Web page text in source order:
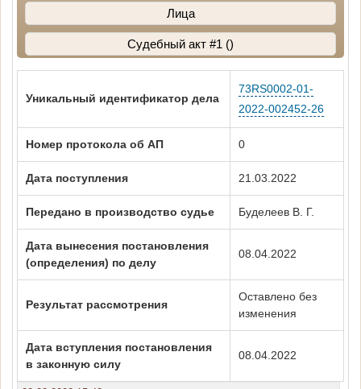
Лица
Судебный акт #1 ()
Уникальный идентификатор дела
73RS0002-01-
2022-002452-26
Номер протокола об АП 0
Дата поступления 21.03.2022
Передано в производство судье Буделеев В. Г.
Дата вынесения постановления
(определения) по делу
08.04.2022
Результат рассмотрения
Оставлено без
изменения
Дата вступления постановления
в законную силу
08.04.2022